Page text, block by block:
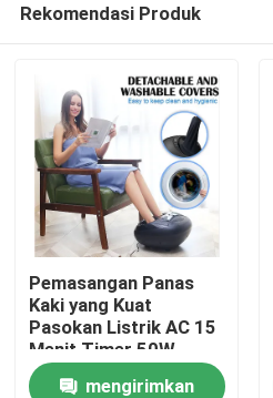
Rumah
Rekomendasi Produk
Pemasangan Panas
Kaki yang Kuat
Pasokan Listrik AC 15
Menit Timer 50W
Konsumsi Daya
mengirimkan